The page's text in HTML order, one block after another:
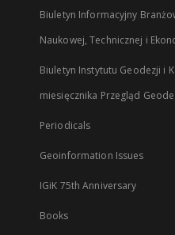
Biuletyn Informacyjny
Naukowej, Technicznej i
Biuletyn Instytutu Geodezji i
miesięcznika Przegląd
Periodicals
Geoinformation Issues
IGiK 75th Anniversary
Books